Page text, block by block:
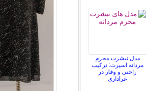
مدل تیشرت محرم
مردانه اسپرت: ترکیب
راحتی و وقار در
عزاداری